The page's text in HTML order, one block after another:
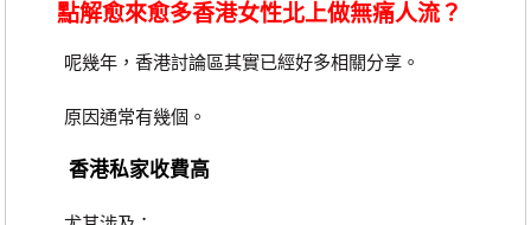
點解愈來愈多香港女性北上做無痛人流？
呢幾年，香港討論區其實已經好多相關分享。
原因通常有幾個。
香港私家收費高